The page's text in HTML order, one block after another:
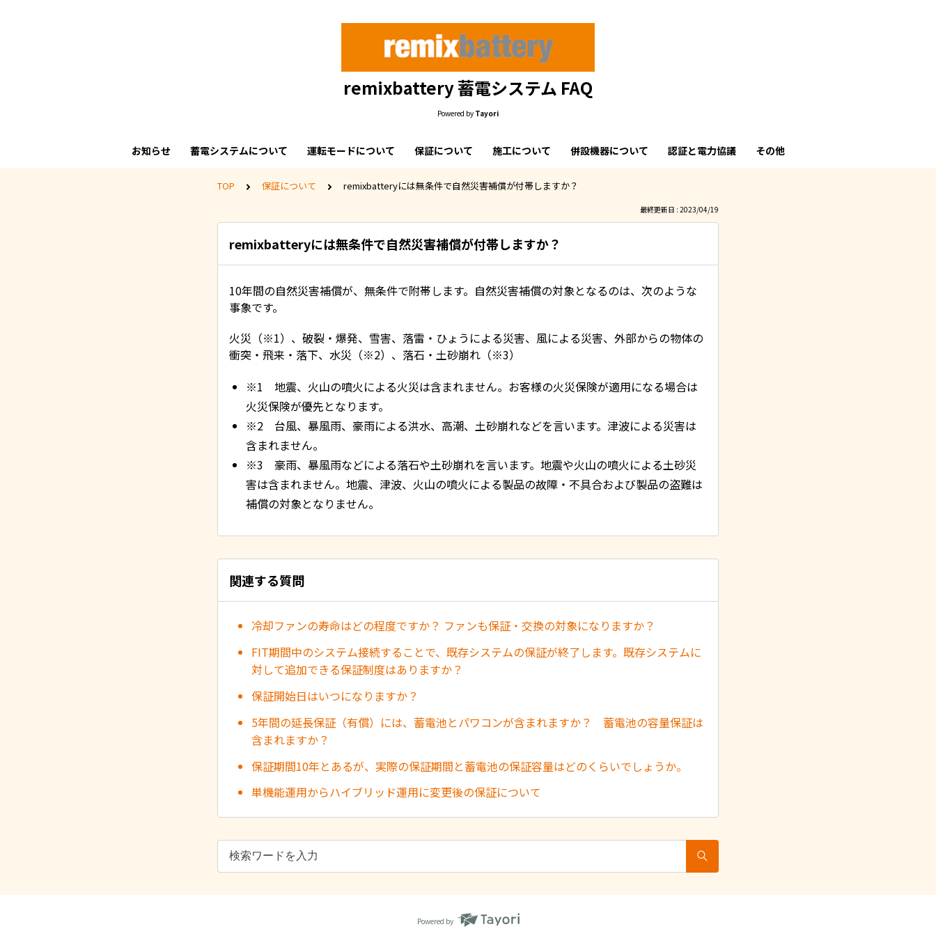
remixbattery 蓄電システム FAQ
Powered by Tayori
お知らせ 蓄電システムについて 運転モードについて 保証について 施工について 併設機器について 認証と電力協議 その他
TOP 保証について remixbatteryには無条件で自然災害補償が付帯しますか？
最終更新日 : 2023/04/19
remixbatteryには無条件で自然災害補償が付帯しますか？
10年間の自然災害補償が、無条件で附帯します。自然災害補償の対象となるのは、次のような
事象です。
火災（※1）、破裂・爆発、雪害、落雷・ひょうによる災害、風による災害、外部からの物体の
衝突・飛来・落下、水災（※2）、落石・土砂崩れ（※3）
※1 地震、火山の噴火による火災は含まれません。お客様の火災保険が適用になる場合は
火災保険が優先となります。
※2 台風、暴風雨、豪雨による洪水、高潮、土砂崩れなどを言います。津波による災害は
含まれません。
※3 豪雨、暴風雨などによる落石や土砂崩れを言います。地震や火山の噴火による土砂災
害は含まれません。地震、津波、火山の噴火による製品の故障・不具合および製品の盗難は
補償の対象となりません。
関連する質問
冷却ファンの寿命はどの程度ですか？ ファンも保証・交換の対象になりますか？
FIT期間中のシステム接続することで、既存システムの保証が終了します。既存システムに
対して追加できる保証制度はありますか？
保証開始日はいつになりますか？
5年間の延長保証（有償）には、蓄電池とパワコンが含まれますか？ 蓄電池の容量保証は
含まれますか？
保証期間10年とあるが、実際の保証期間と蓄電池の保証容量はどのくらいでしょうか。
単機能運用からハイブリッド運用に変更後の保証について
Powered by